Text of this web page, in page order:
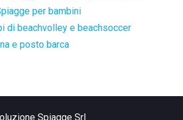
per bambini
di beachvolley e beachsoccer
e posto barca
Spiagge Srl